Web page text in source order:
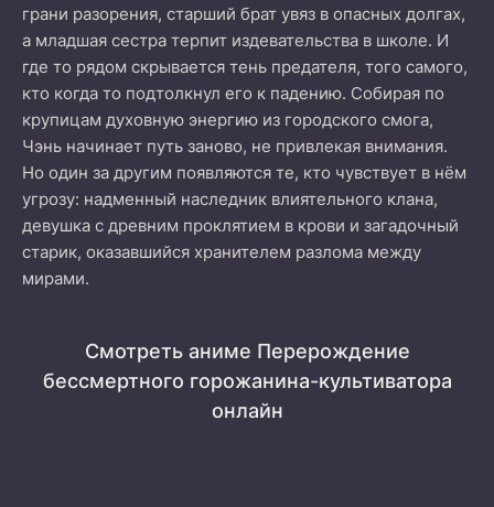
грани разорения, старший брат увяз в опасных долгах,
а младшая сестра терпит издевательства в школе. И
где то рядом скрывается тень предателя, того самого,
кто когда то подтолкнул его к падению. Собирая по
крупицам духовную энергию из городского смога,
Чэнь начинает путь заново, не привлекая внимания.
Но один за другим появляются те, кто чувствует в нём
угрозу: надменный наследник влиятельного клана,
девушка с древним проклятием в крови и загадочный
старик, оказавшийся хранителем разлома между
мирами.
Смотреть аниме Перерождение
бессмертного горожанина-культиватора
онлайн